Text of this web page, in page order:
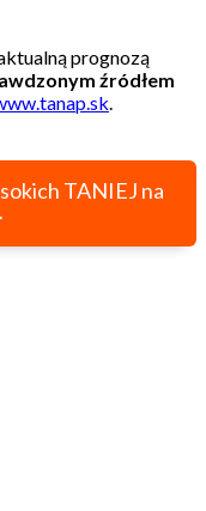
prognozą
źródłem
.
TANIEJ na